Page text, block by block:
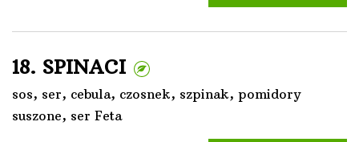
18. SPINACI
sos, ser, cebula, czosnek, szpinak, pomidory
suszone, ser Feta